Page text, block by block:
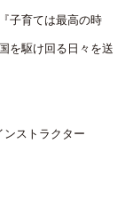
子育ては最高の時
を駆け回る日々を送
ンストラクター